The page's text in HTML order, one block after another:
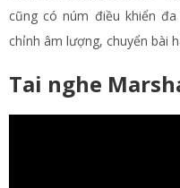
cũng có núm điều khiển
chỉnh âm lượng, chuyển bài
Tai nghe